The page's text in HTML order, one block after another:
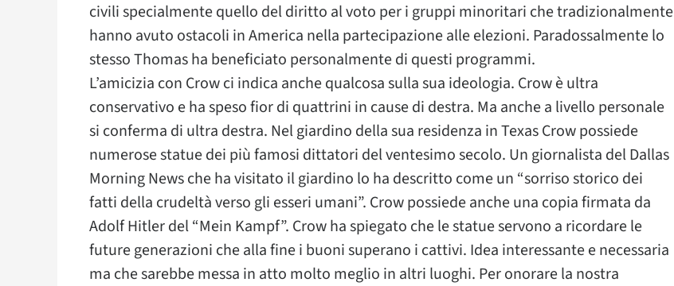
civili specialmente quello del diritto al voto per i gruppi minoritari che tradizionalmente
hanno avuto ostacoli in America nella partecipazione alle elezioni. Paradossalmente lo
stesso Thomas ha beneficiato personalmente di questi programmi.
L’amicizia con Crow ci indica anche qualcosa sulla sua ideologia. Crow è ultra
conservativo e ha speso fior di quattrini in cause di destra. Ma anche a livello personale
si conferma di ultra destra. Nel giardino della sua residenza in Texas Crow possiede
numerose statue dei più famosi dittatori del ventesimo secolo. Un giornalista del Dallas
Morning News che ha visitato il giardino lo ha descritto come un “sorriso storico dei
fatti della crudeltà verso gli esseri umani”. Crow possiede anche una copia firmata da
Adolf Hitler del “Mein Kampf”. Crow ha spiegato che le statue servono a ricordare le
future generazioni che alla fine i buoni superano i cattivi. Idea interessante e necessaria
ma che sarebbe messa in atto molto meglio in altri luoghi. Per onorare la nostra